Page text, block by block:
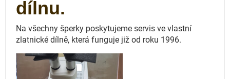
dílnu.
Na všechny šperky poskytujeme servis ve vlastní
zlatnické dílně, která funguje již od roku 1996.